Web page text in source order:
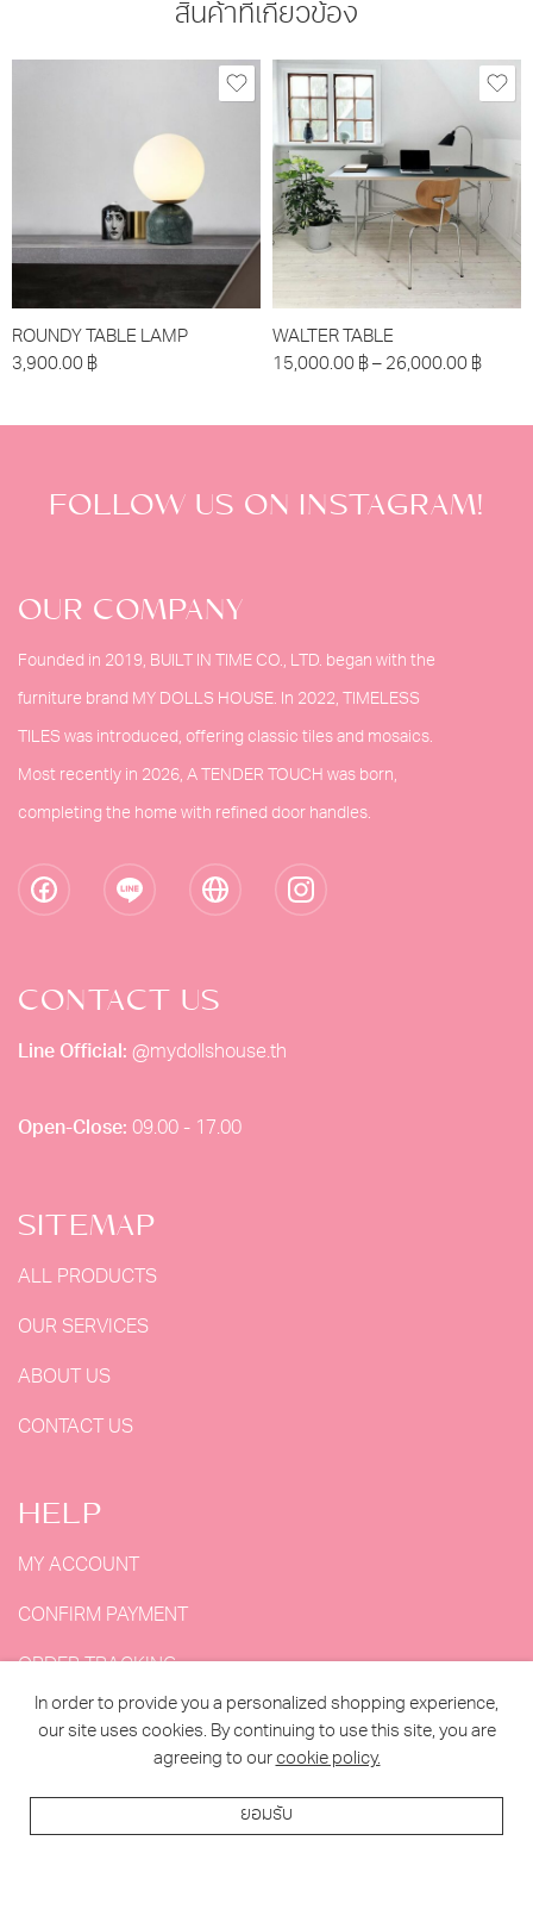
สินค้าที่เกี่ยวข้อง
ROUNDY TABLE LAMP
3,900.00 ฿
WALTER TABLE
15,000.00 ฿ – 26,000.00 ฿
FOLLOW US ON INSTAGRAM!
OUR COMPANY
Founded in 2019, BUILT IN TIME CO., LTD. began with the
furniture brand MY DOLLS HOUSE. In 2022, TIMELESS
TILES was introduced, offering classic tiles and mosaics.
Most recently in 2026, A TENDER TOUCH was born,
completing the home with refined door handles.
CONTACT US
Line Official: @mydollshouse.th
Open-Close: 09.00 - 17.00
SITEMAP
ALL PRODUCTS
OUR SERVICES
ABOUT US
CONTACT US
HELP
MY ACCOUNT
CONFIRM PAYMENT
ORDER TRACKING
MY ORDERS
2023 MY DOLLS HOUSE ALL RIGHTS RESERVED. |
In order to provide you a personalized shopping experience,
our site uses cookies. By continuing to use this site, you are
agreeing to our cookie policy.
ยอมรับ